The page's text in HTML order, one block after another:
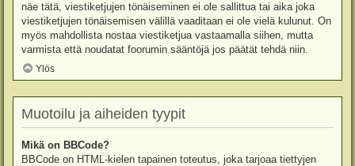
näe tätä, viestiketjujen tönäiseminen ei ole sallittua tai aika joka
viestiketjujen tönäisemisen välillä vaaditaan ei ole vielä kulunut. On
myös mahdollista nostaa viestiketjua vastaamalla siihen, mutta
varmista että noudatat foorumin sääntöjä jos päätät tehdä niin.
Ylös
Muotoilu ja aiheiden tyypit
Mikä on BBCode?
BBCode on HTML-kielen tapainen toteutus, joka tarjoaa tiettyjen